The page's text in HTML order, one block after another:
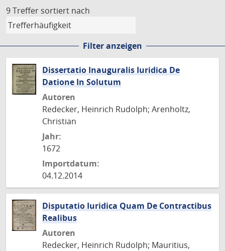
9 Treffer sortiert nach
Filter anzeigen
Dissertatio Inauguralis Iuridica De
Datione In Solutum
Autoren
Redecker, Heinrich Rudolph; Arenholtz,
Christian
Jahr:
1672
Importdatum:
04.12.2014
Disputatio Iuridica Quam De Contractibus
Realibus
Autoren
Redecker, Heinrich Rudolph; Mauritius,